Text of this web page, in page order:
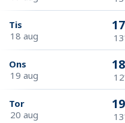
Tis
18 aug
Ons
19 aug
Tor
20 aug